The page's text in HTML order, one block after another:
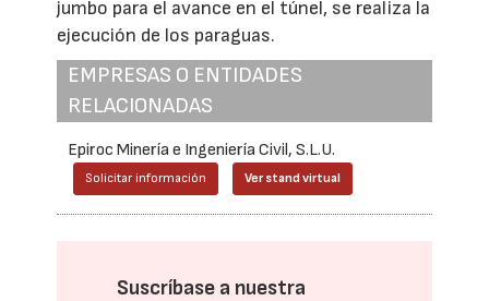
jumbo para el avance en el túnel, se realiza la
ejecución de los paraguas.
EMPRESAS O ENTIDADES
RELACIONADAS
Epiroc Minería e Ingeniería Civil, S.L.U.
Solicitar información Ver stand virtual
Suscríbase a nuestra